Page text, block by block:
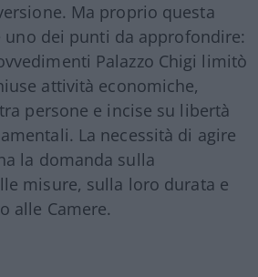
Ma proprio questa
uno dei punti da approfondire:
Palazzo Chigi limitò
attività economiche,
persone e incise su libertà
La necessità di agire
la domanda sulla
misure, sulla loro durata e
alle Camere.